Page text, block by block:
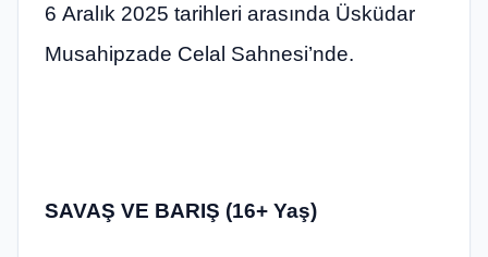
6 Aralık 2025 tarihleri arasında Üsküdar
Musahipzade Celal Sahnesi’nde.
SAVAŞ VE BARIŞ (16+ Yaş)